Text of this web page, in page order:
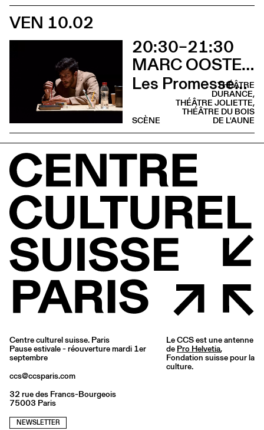
VEN 10.02
20:30–21:30
MARC OOSTERHOFF
Les Promesses de l’incertitude
THÉÂTRE
DURANCE,
THÉÂTRE JOLIETTE,
THÉÂTRE DU BOIS
DE L'AUNE
SCÈNE
Centre culturel suisse. Paris
Pause estivale - réouverture mardi 1er
septembre
ccs@ccsparis.com
32 rue des Francs-Bourgeois
75003 Paris
NEWSLETTER
Le CCS est une antenne
de Pro Helvetia,
Fondation suisse pour la
culture.